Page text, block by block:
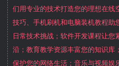
们用专业的技术打造您的理想在线
技巧、手机刷机和电脑装机教程助
日常技术挑战；软件开发课程让您
沿；教育教学资源丰富您的知识库
保护您的网络生活；音乐与视频娱